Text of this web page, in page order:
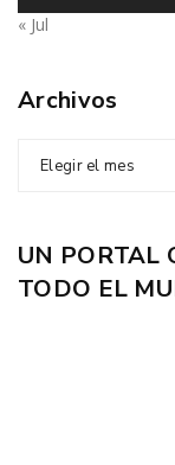
« Jul
Archivos
Elegir el mes
UN PORTAL
TODO EL